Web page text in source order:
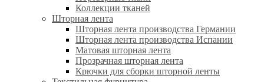
Коллекции тканей
Шторная лента
Шторная лента производства Германии
Шторная лента производства Испании
Матовая шторная лента
Прозрачная шторная лента
Крючки для сборки шторной ленты